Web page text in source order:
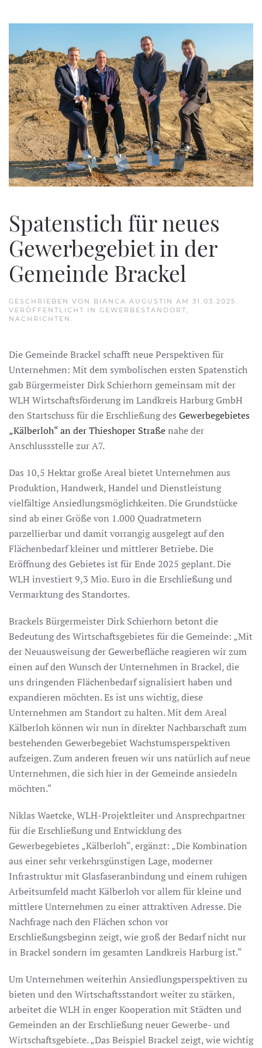
Zum Hauptinhalt springen
Spatenstich für neues
Gewerbegebiet in der
Gemeinde Brackel
GESCHRIEBEN VON BIANCA AUGUSTIN AM 31.03.2025 .
VERÖFFENTLICHT IN GEWERBESTANDORT,
NACHRICHTEN .
Die Gemeinde Brackel schafft neue Perspektiven für
Unternehmen: Mit dem symbolischen ersten Spatenstich
gab Bürgermeister Dirk Schierhorn gemeinsam mit der
WLH Wirtschaftsförderung im Landkreis Harburg GmbH
den Startschuss für die Erschließung des Gewerbegebietes
„Kälberloh“ an der Thieshoper Straßenahe der
Anschlussstelle zur A7.
Das 10,5 Hektar große Areal bietet Unternehmen aus
Produktion, Handwerk, Handel und Dienstleistung
vielfältige Ansiedlungsmöglichkeiten. Die Grundstücke
sind ab einer Größe von 1.000 Quadratmetern
parzellierbar und damit vorrangig ausgelegt auf den
Flächenbedarf kleiner und mittlerer Betriebe. Die
Eröffnung des Gebietes ist für Ende 2025 geplant. Die
WLH investiert 9,3 Mio. Euro in die Erschließung und
Vermarktung des Standortes.
Brackels Bürgermeister Dirk Schierhorn betont die
Bedeutung des Wirtschaftsgebietes für die Gemeinde: „Mit
der Neuausweisung der Gewerbefläche reagieren wir zum
einen auf den Wunsch der Unternehmen in Brackel, die
uns dringenden Flächenbedarf signalisiert haben und
expandieren möchten. Es ist uns wichtig, diese
Unternehmen am Standort zu halten. Mit dem Areal
Kälberloh können wir nun in direkter Nachbarschaft zum
bestehenden Gewerbegebiet Wachstumsperspektiven
aufzeigen. Zum anderen freuen wir uns natürlich auf neue
Unternehmen, die sich hier in der Gemeinde ansiedeln
möchten.“
Niklas Waetcke, WLH-Projektleiter und Ansprechpartner
für die Erschließung und Entwicklung des
Gewerbegebietes „Kälberloh“, ergänzt: „Die Kombination
aus einer sehr verkehrsgünstigen Lage, moderner
Infrastruktur mit Glasfaseranbindung und einem ruhigen
Arbeitsumfeld macht Kälberloh vor allem für kleine und
mittlere Unternehmen zu einer attraktiven Adresse. Die
Nachfrage nach den Flächen schon vor
Erschließungsbeginn zeigt, wie groß der Bedarf nicht nur
in Brackel sondern im gesamten Landkreis Harburg ist.“
Um Unternehmen weiterhin Ansiedlungsperspektiven zu
bieten und den Wirtschaftsstandort weiter zu stärken,
arbeitet die WLH in enger Kooperation mit Städten und
Gemeinden an der Erschließung neuer Gewerbe- und
Wirtschaftsgebiete. „Das Beispiel Brackel zeigt, wie wichtig